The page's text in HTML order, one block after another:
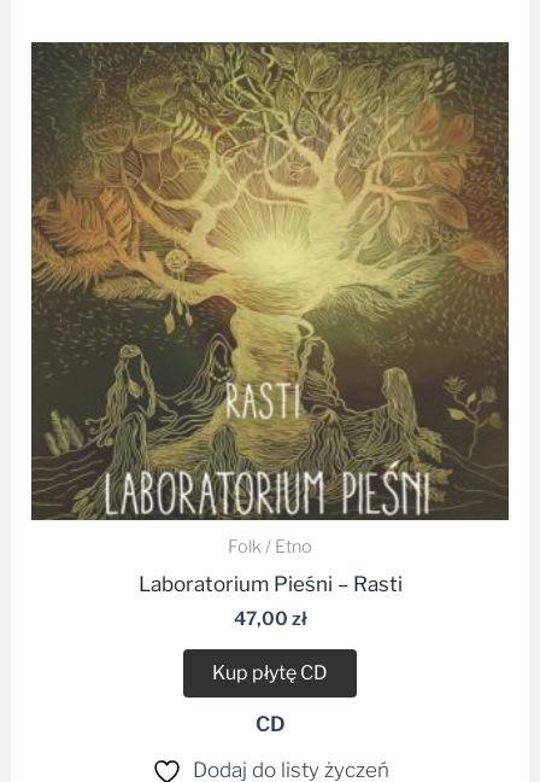
Folk / Etno
Laboratorium Pieśni – Rasti
47,00 zł
Kup płytę CD
CD
Dodaj do listy życzeń